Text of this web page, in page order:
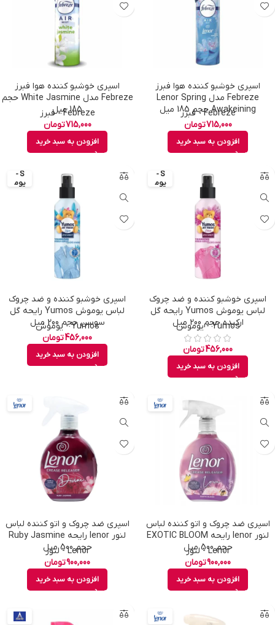
اسپری خوشبو کننده هوا فبرز
Febreze مدل Lenor Spring
Awakeining حجم 185 میل
Febreze - فبرز
715,000تومان
افزودن به سبد خرید
اسپری خوشبو کننده هوا فبرز
Febreze مدل White Jasmine حجم
185 میل
Febreze - فبرز
715,000تومان
افزودن به سبد خرید
S -
یوم
اسپری خوشبو کننده و ضد چروک
لباس یوموش Yumos رایحه گل
ارکیده حجم 200 میل
Yumos - یوموش
456,000تومان
افزودن به سبد خرید
S -
یوم
اسپری خوشبو کننده و ضد چروک
لباس یوموش Yumos رایحه گل
سوسن حجم 200 میل
Yumos - یوموش
456,000تومان
افزودن به سبد خرید
اسپری ضد چروک و اتو کننده لباس
لنور lenor رایحه EXOTIC BLOOM
حجم 500 میل
Lenor - لنور
900,000تومان
افزودن به سبد خرید
اسپری ضد چروک و اتو کننده لباس
لنور lenor رایحه Ruby Jasmine
حجم 500 میل
Lenor - لنور
900,000تومان
افزودن به سبد خرید